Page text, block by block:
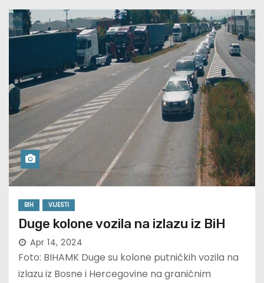
BIH VIJESTI
Duge kolone vozila na izlazu iz BiH
Apr 14, 2024
Foto: BIHAMK Duge su kolone putničkih vozila na
izlazu iz Bosne i Hercegovine na graničnim